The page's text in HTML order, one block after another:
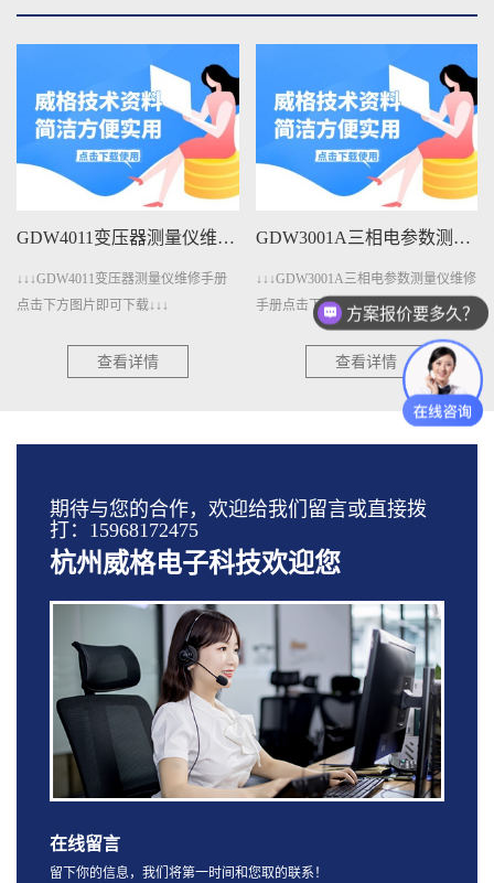
GDW4011变压器测量仪维修手册下载
↓↓↓GDW4011变压器测量仪维修手册
点击下方图片即可下载↓↓↓
查看详情
GDW3001A三相电参数测量仪维修手册下载
↓↓↓GDW3001A三相电参数测量仪维修
手册点击下方图片即可下载↓↓↓
查看详情
期待与您的合作，欢迎给我们留言或直接拨
打：15968172475
杭州威格电子科技欢迎您
在线留言
留下你的信息，我们将第一时间和您取的联系！
方案报价要多久？